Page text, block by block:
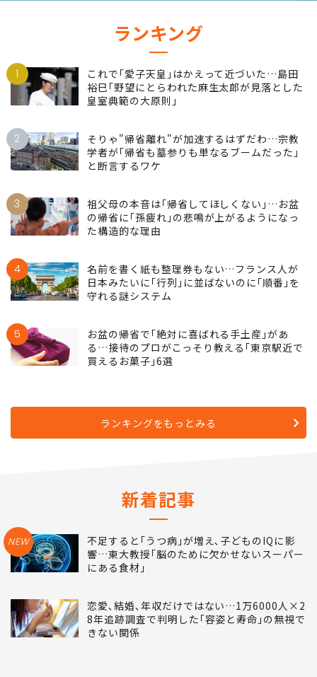
ランキング
1
これで｢愛子天皇｣はかえって近づいた…島田
裕巳｢野望にとらわれた麻生太郎が見落とした
皇室典範の大原則｣
2
そりゃ"帰省離れ"が加速するはずだわ…宗教
学者が｢帰省も墓参りも単なるブームだった｣
と断言するワケ
3
祖父母の本音は｢帰省してほしくない｣…お盆
の帰省に｢孫疲れ｣の悲鳴が上がるようになっ
た構造的な理由
4
名前を書く紙も整理券もない…フランス人が
日本みたいに｢行列｣に並ばないのに｢順番｣を
守れる謎システム
5
お盆の帰省で｢絶対に喜ばれる手土産｣があ
る…接待のプロがこっそり教える｢東京駅近で
買えるお菓子｣6選
ランキングをもっとみる
新着記事
NEW
不足すると｢うつ病｣が増え､子どものIQに影
響…東大教授｢脳のために欠かせないスーパー
にある食材｣
恋愛､結婚､年収だけではない…1万6000人×2
8年追跡調査で判明した｢容姿と寿命｣の無視で
きない関係